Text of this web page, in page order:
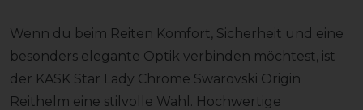
Wenn du beim Reiten Komfort, Sicherheit und eine
besonders elegante Optik verbinden möchtest, ist
der KASK Star Lady Chrome Swarovski Origin
Reithelm eine stilvolle Wahl. Hochwertige